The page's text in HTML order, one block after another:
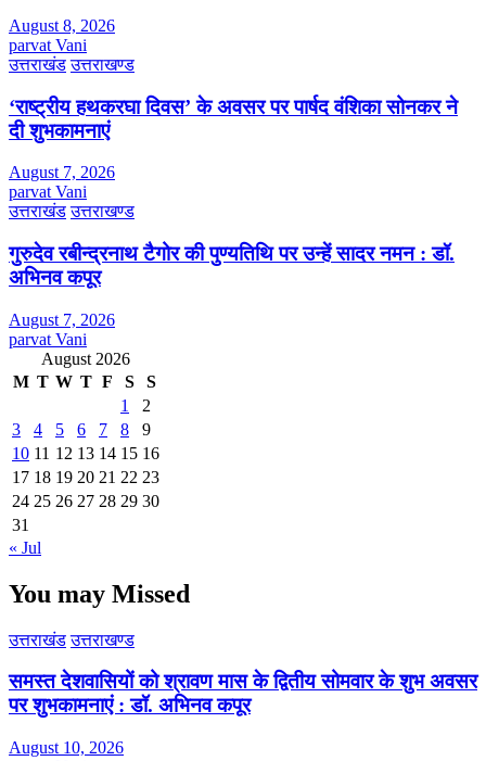
August 8, 2026
parvat Vani
उत्तराखंड उत्तराखण्ड
‘राष्ट्रीय हथकरघा दिवस’ के अवसर पर पार्षद वंशिका सोनकर ने
दी शुभकामनाएं
August 7, 2026
parvat Vani
उत्तराखंड उत्तराखण्ड
गुरुदेव रबीन्द्रनाथ टैगोर की पुण्यतिथि पर उन्हें सादर नमन : डॉ.
अभिनव कपूर
August 7, 2026
parvat Vani
August 2026
M T W T F S
S
1
2
3
4 5 6 7 8
9
10 11 12 13 14 15 16
17 18 19 20 21 22 23
24 25 26 27 28 29 30
31
« Jul
You may Missed
उत्तराखंड उत्तराखण्ड
समस्त देशवासियों को श्रावण मास के द्वितीय सोमवार के शुभ अवसर
पर शुभकामनाएं : डॉ. अभिनव कपूर
August 10, 2026